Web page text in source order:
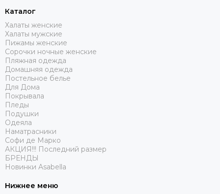
Каталог
Халаты женские
Халаты мужские
Пижамы женские
Сорочки ночные женские
Пляжная одежда
Домашняя одежда
Постельное белье
Для Дома
Покрывала
Пледы
Подушки
Одеяла
Наматрасники
Софи де Марко
АКЦИЯ!!! Последний размер
БРЕНДЫ
Новинки Asabella
Нижнее меню